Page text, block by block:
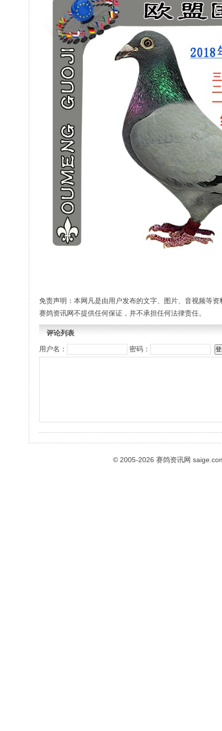
免责声明：本网凡是由用户发布的文字、图片、音视频等
赛鸽资讯网不提供任何保证，并不承担任何法律责任。
评论列表
用户名： 密码：
© 2005-2026 赛鸽资讯网